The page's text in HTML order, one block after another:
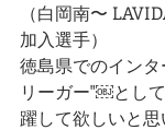
（白岡南〜
加入選手）
徳島県でのイン
リーガー"￼とし
躍して欲しいと